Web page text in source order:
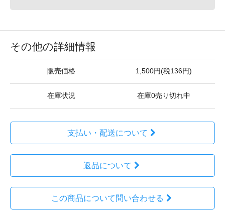
その他の詳細情報
販売価格 1,500円(税136円)
在庫状況 在庫0売り切れ中
支払い・配送について
返品について
この商品について問い合わせる